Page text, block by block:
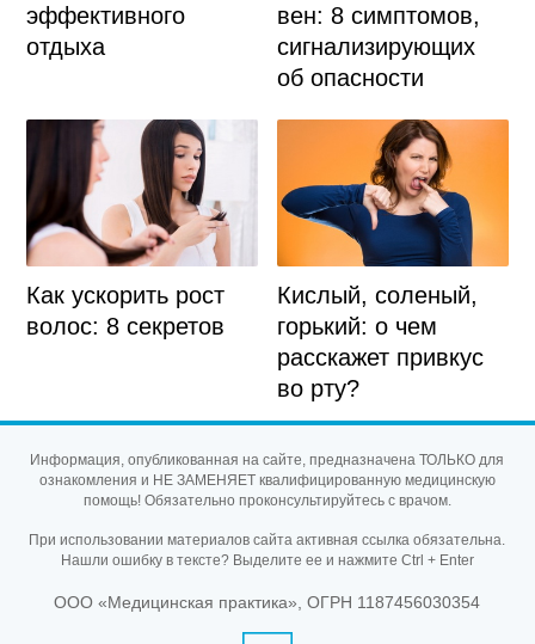
эффективного
отдыха
вен: 8 симптомов,
сигнализирующих
об опасности
Как ускорить рост
волос: 8 секретов
Кислый, соленый,
горький: о чем
расскажет привкус
во рту?
Информация, опубликованная на сайте, предназначена ТОЛЬКО для
ознакомления и НЕ ЗАМЕНЯЕТ квалифицированную медицинскую
помощь! Обязательно проконсультируйтесь с врачом.
При использовании материалов сайта активная ссылка обязательна.
Нашли ошибку в тексте? Выделите ее и нажмите Ctrl + Enter
ООО «Медицинская практика», ОГРН 1187456030354